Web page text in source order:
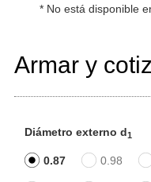
* No está disponible
Armar y
Diámetro externo d1
0.87 0.98